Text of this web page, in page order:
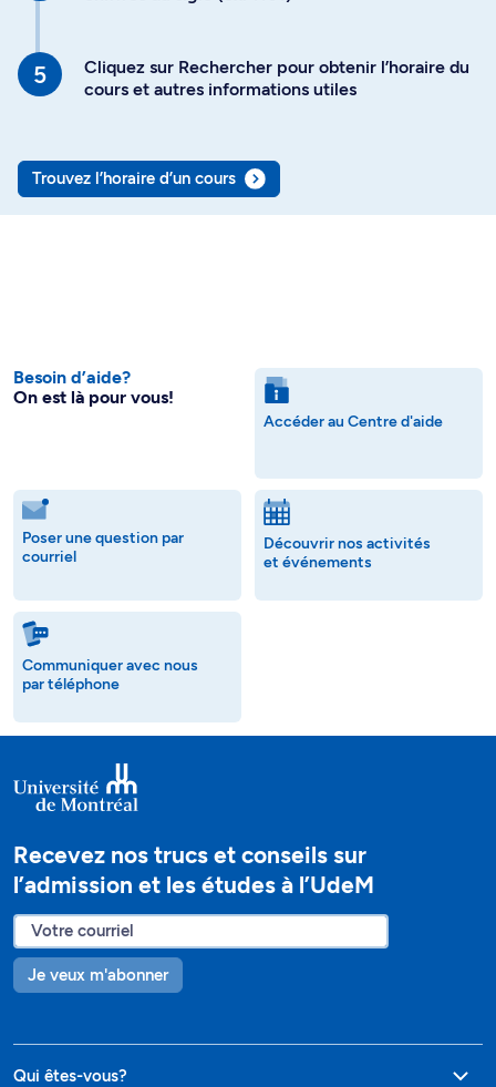
Cliquez sur Rechercher pour obtenir l’horaire du
cours et autres informations utiles
Trouvez l’horaire d’un cours
Besoin d’aide?
On est là pour vous!
Accéder au Centre d'aide
Poser une question par
courriel
Découvrir nos activités
et événements
Communiquer avec nous
par téléphone
Recevez nos trucs et conseils sur
l’admission et les études à l’UdeM
Je veux m'abonner
Qui êtes-vous?